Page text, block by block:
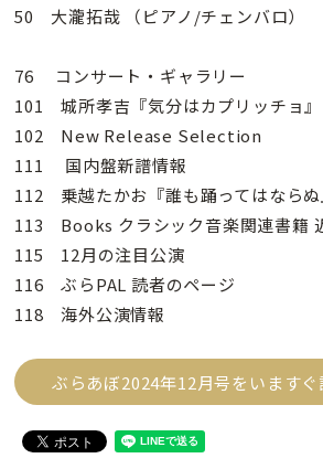
50 大瀧拓哉 （ピアノ/チェンバロ）
76 コンサート・ギャラリー
101 城所孝吉『気分はカプリッチョ』
102 New Release Selection
111 国内盤新譜情報
112 乗越たかお『誰も踊ってはならぬ
113 Books クラシック音楽関連書籍
115 12月の注目公演
116 ぶらPAL 読者のページ
118 海外公演情報
ぶらあぼ2024年12月号をいますぐ